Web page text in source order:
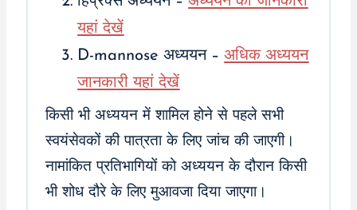
यहां देखें
D-mannose अध्ययन –अधिक अध्ययन
जानकारी यहां देखें
किसी भी अध्ययन में शामिल होने से पहले सभी
स्वयंसेवकों की पात्रता के लिए जांच की जाएगी।
नामांकित प्रतिभागियों को अध्ययन के दौरान किसी
भी शोध दौरे के लिए मुआवजा दिया जाएगा।